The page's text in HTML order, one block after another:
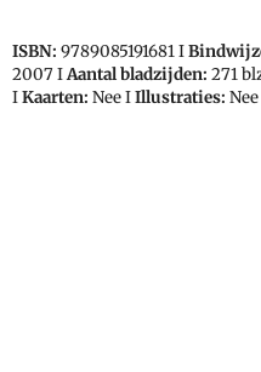
ISBN: 9789085191681 I
2007 IAantal bladzijden: 271
IKaarten: Nee IIllustraties: Nee